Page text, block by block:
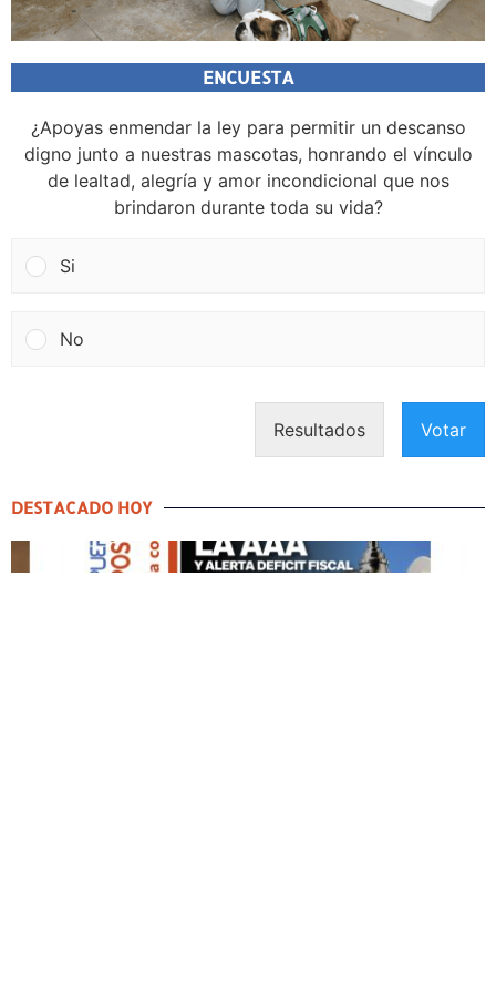
ENCUESTA
¿Apoyas enmendar la ley para permitir un descanso
digno junto a nuestras mascotas, honrando el vínculo
de lealtad, alegría y amor incondicional que nos
brindaron durante toda su vida?
Si
No
Resultados Votar
DESTACADO HOY